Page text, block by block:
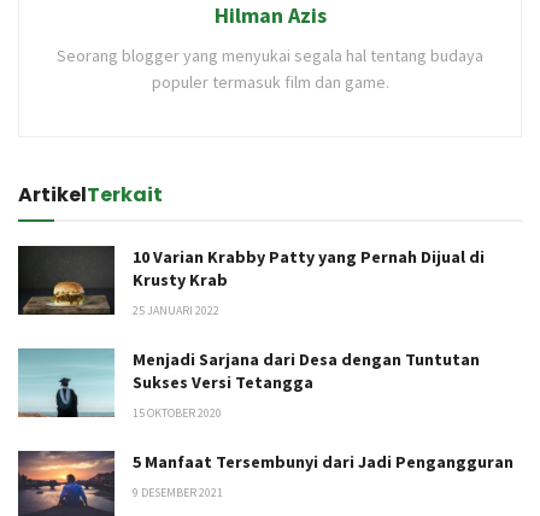
Hilman Azis
Seorang blogger yang menyukai segala hal tentang budaya
populer termasuk film dan game.
ArtikelTerkait
10 Varian Krabby Patty yang Pernah Dijual di
Krusty Krab
25 JANUARI 2022
Menjadi Sarjana dari Desa dengan Tuntutan
Sukses Versi Tetangga
15 OKTOBER 2020
5 Manfaat Tersembunyi dari Jadi Pengangguran
9 DESEMBER 2021